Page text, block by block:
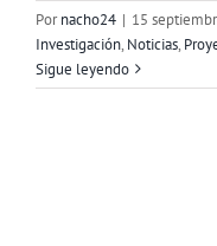
Pornacho24 | 15
Investigación, Noticias,
Sigue leyendo